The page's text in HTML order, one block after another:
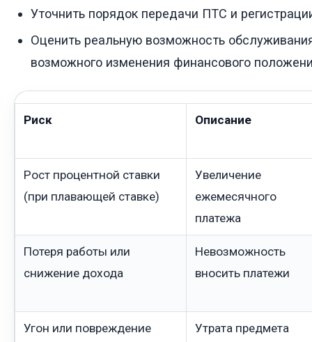
Уточнить порядок передачи ПТС и
Оценить реальную возможность
возможного изменения финансового
Риск Описание
Рост процентной ставки
(при плавающей ставке)
Увеличение
ежемесячного
платежа
Потеря работы или
снижение дохода
Невозможность
вносить платежи
Угон или повреждение
Утрата предмета